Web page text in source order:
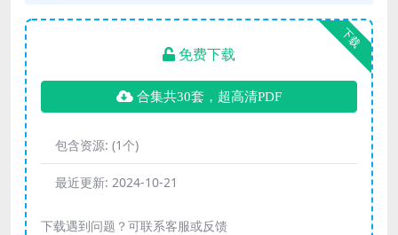
下载
免费下载
合集共30套，超高清PDF
包含资源: (1个)
最近更新: 2024-10-21
下载遇到问题？可联系客服或反馈